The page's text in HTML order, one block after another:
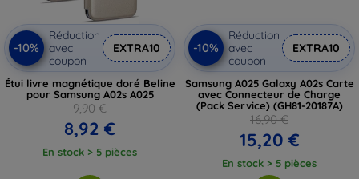
-10%
Réduction
avec
coupon
EXTRA10
Étui livre magnétique doré Beline
pour Samsung A02s A025
9,90 €
8,92 €
En stock > 5 pièces
-10%
Réduction
avec
coupon
EXTRA10
Samsung A025 Galaxy A02s Carte
avec Connecteur de Charge
(Pack Service) (GH81-20187A)
16,90 €
15,20 €
En stock > 5 pièces